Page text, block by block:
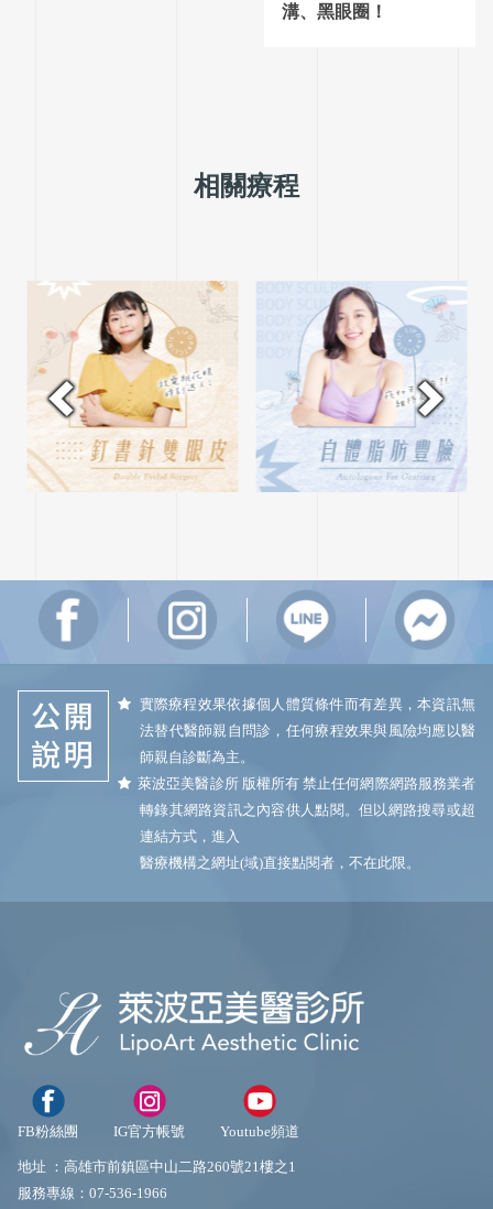
溝、黑眼圈！
相關療程
實際療程效果依據個人體質條件而有差異，本資訊無
法替代醫師親自問診，任何療程效果與風險均應以醫
師親自診斷為主。
萊波亞美醫診所 版權所有 禁止任何網際網路服務業者
轉錄其網路資訊之內容供人點閱。但以網路搜尋或超
連結方式，進入
醫療機構之網址(域)直接點閱者，不在此限。
FB粉絲團 IG官方帳號 Youtube頻道
地址 ： 高雄市前鎮區中山二路260號21樓之1
服務專線： 07-536-1966